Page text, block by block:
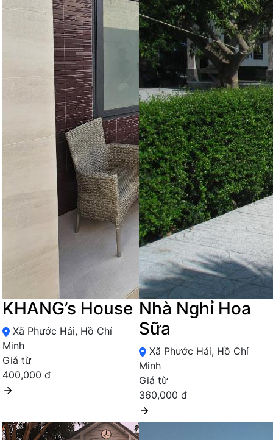
KHANG’s House
Xã Phước Hải, Hồ Chí
Minh
Giá từ
400,000 đ
Nhà Nghỉ Hoa
Sữa
Xã Phước Hải, Hồ Chí
Minh
Giá từ
360,000 đ